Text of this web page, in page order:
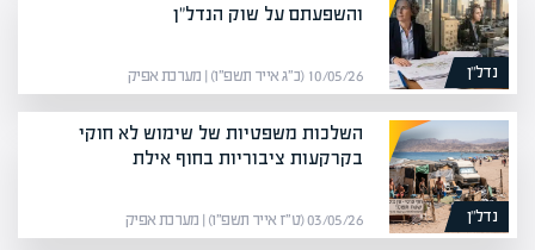
נדל”ן
והשפעתם על שוק הנדל"ן
10/05/26 (כ״ג אייר תשפ״ו) | מערכת אפיק
נדל”ן
השלכות משפטיות של שימוש לא חוקי
בקרקעות ציבוריות בחוף אילת
03/05/26 (ט״ז אייר תשפ״ו) | מערכת אפיק